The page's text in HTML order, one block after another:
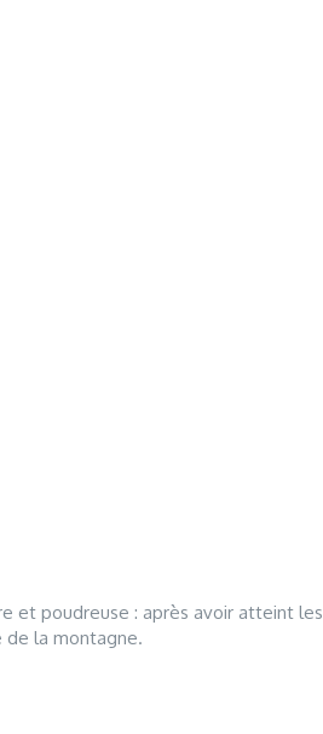
et poudreuse : après avoir atteint les
de la montagne.